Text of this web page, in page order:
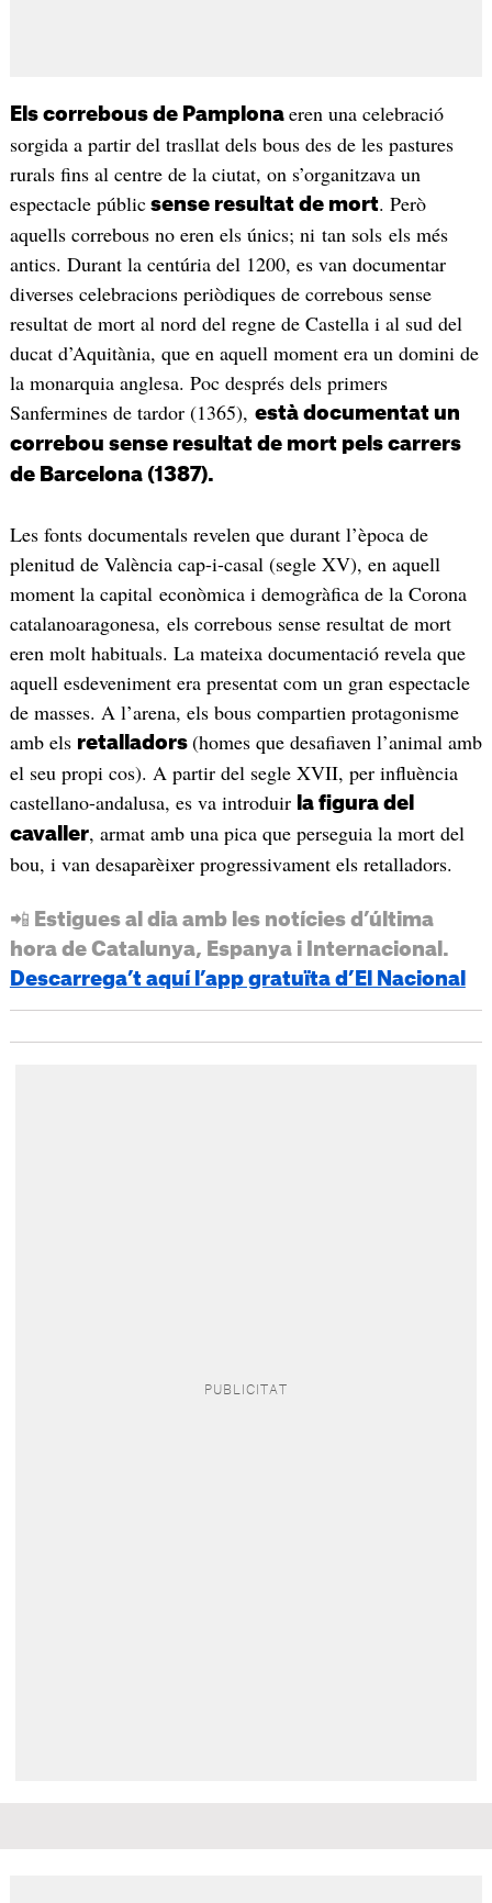
Els correbous de Pamplona eren una celebració
sorgida a partir del trasllat dels bous des de les pastures
rurals fins al centre de la ciutat, on s’organitzava un
espectacle públicsense resultat de mort. Però
aquells correbous no eren els únics; ni tan sols els més
antics. Durant la centúria del 1200, es van documentar
diverses celebracions periòdiques de correbous sense
resultat de mort al nord del regne de Castella i al sud del
ducat d’Aquitània, que en aquell moment era un domini de
la monarquia anglesa. Poc després dels primers
Sanfermines de tardor (1365), està documentat un
correbou sense resultat de mort pels carrers
de Barcelona (1387).
Les fonts documentals revelen que durant l’època de
plenitud de València cap-i-casal (segle XV), en aquell
moment la capital econòmica i demogràfica de la Corona
catalanoaragonesa, els correbous sense resultat de mort
eren molt habituals. La mateixa documentació revela que
aquell esdeveniment era presentat com un gran espectacle
de masses. A l’arena, els bous compartien protagonisme
amb els retalladors (homes que desafiaven l’animal amb
el seu propi cos). A partir del segle XVII, per influència
castellano-andalusa, es va introduir la figura del
cavaller, armat amb una pica que perseguia la mort del
bou, i van desaparèixer progressivament els retalladors.
📲 Estigues al dia amb les notícies d’última
hora de Catalunya, Espanya i Internacional.
Descarrega’t aquí l’app gratuïta d’El Nacional